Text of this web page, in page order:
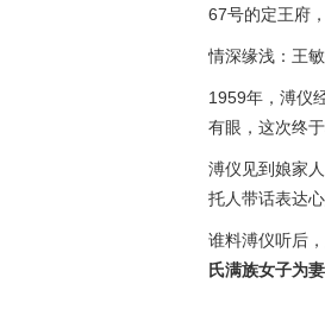
67号的定王府
情深缘浅：王
1959年，溥仪
有眼，这次终
溥仪见到娘家
托人带话表达心
谁料溥仪听后
氏满族女子为妻